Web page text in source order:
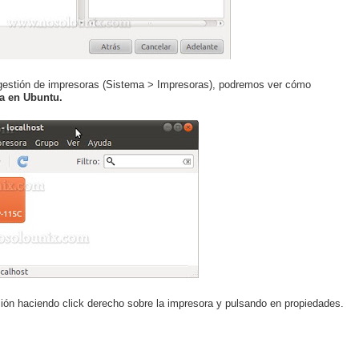
de impresoras (Sistema > Impresoras), podremos ver cómo
en Ubuntu.
haciendo click derecho sobre la impresora y pulsando en propiedades.